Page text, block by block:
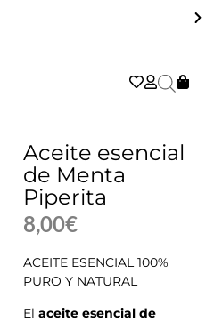
Y EFICAZ
Aceite esencial
de Menta
Piperita
8,00€
ACEITE ESENCIAL 100%
PURO Y NATURAL
El aceite esencial de